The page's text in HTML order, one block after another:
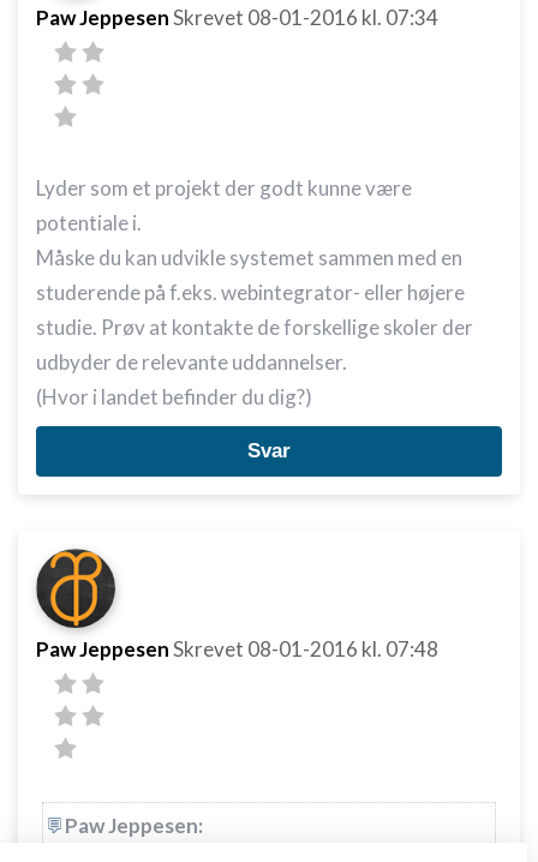
Paw JeppesenSkrevet 08-01-2016 kl. 07:34
Lyder som et projekt der godt kunne være
potentiale i.
Måske du kan udvikle systemet sammen med en
studerende på f.eks. webintegrator- eller højere
studie. Prøv at kontakte de forskellige skoler der
udbyder de relevante uddannelser.
(Hvor i landet befinder du dig?)
Svar
Paw JeppesenSkrevet 08-01-2016 kl. 07:48
Paw Jeppesen: